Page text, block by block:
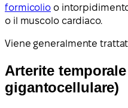
formicolio o
o il muscolo cardiaco.
Viene generalmente
Arterite
gigantocellulare)